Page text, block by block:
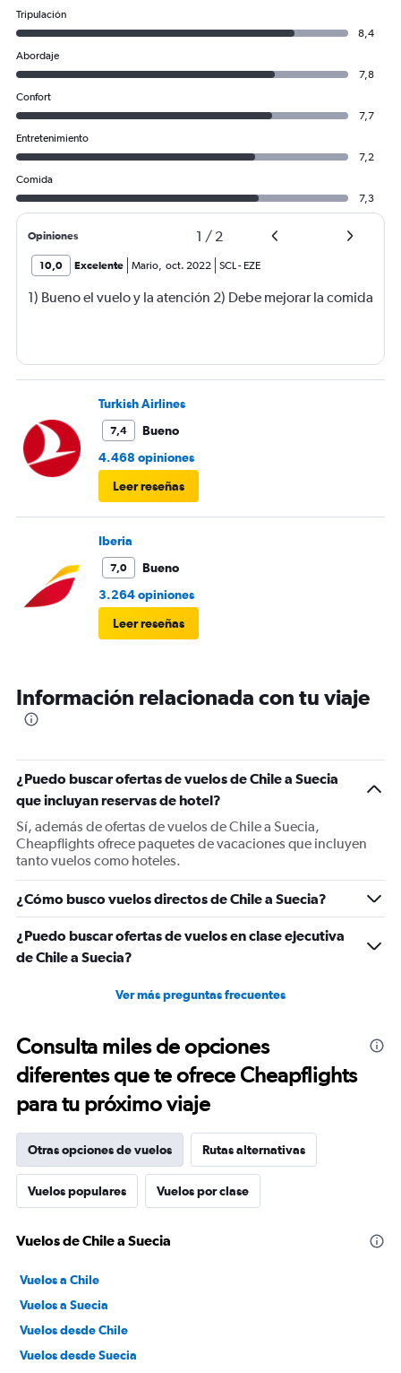
Tripulación
8,4
Abordaje
7,8
Confort
7,7
Entretenimiento
7,2
Comida
7,3
Opiniones 1 / 2
10,0 Excelente Mario, oct. 2022 SCL- EZE
1) Bueno el vuelo y la atención 2) Debe mejorar la comida
Turkish Airlines
7,4
Bueno
4.468 opiniones
Leer reseñas
Iberia
7,0
Bueno
3.264 opiniones
Leer reseñas
Información relacionada con tu viaje
¿Puedo buscar ofertas de vuelos de Chile a Suecia
que incluyan reservas de hotel?
Sí, además de ofertas de vuelos de Chile a Suecia,
Cheapflights ofrece paquetes de vacaciones que incluyen
tanto vuelos como hoteles.
¿Cómo busco vuelos directos de Chile a Suecia?
¿Puedo buscar ofertas de vuelos en clase ejecutiva
de Chile a Suecia?
Ver más preguntas frecuentes
Consulta miles de opciones
diferentes que te ofrece Cheapflights
para tu próximo viaje
Otras opciones de vuelos Rutas alternativas
Vuelos populares Vuelos por clase
Vuelos de Chile a Suecia
Vuelos a Chile
Vuelos a Suecia
Vuelos desde Chile
Vuelos desde Suecia